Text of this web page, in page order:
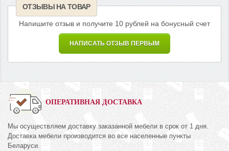
ОТЗЫВЫ НА ТОВАР
Напишите отзыв и получите 10 рублей на бонусный счет
НАПИСАТЬ ОТЗЫВ ПЕРВЫМ
ОПЕРАТИВНАЯ ДОСТАВКА
Мы осуществляем доставку заказанной мебели в срок от 1 дня.
Доставка мебели производится во все населенные пункты
Беларуси.